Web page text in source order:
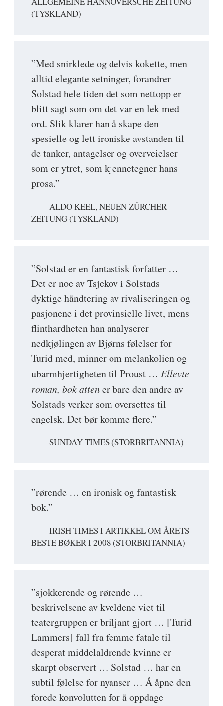
(TYSKLAND)
”Med snirklede og delvis kokette, men
alltid elegante setninger, forandrer
Solstad hele tiden det som nettopp er
blitt sagt som om det var en lek med
ord. Slik klarer han å skape den
spesielle og lett ironiske avstanden til
de tanker, antagelser og overveielser
som er ytret, som kjennetegner hans
prosa.”
ALDO KEEL, NEUEN ZÜRCHER
ZEITUNG (TYSKLAND)
”Solstad er en fantastisk forfatter …
Det er noe av Tsjekov i Solstads
dyktige håndtering av rivaliseringen og
pasjonene i det provinsielle livet, mens
flinthardheten han analyserer
nedkjølingen av Bjørns følelser for
Turid med, minner om melankolien og
ubarmhjertigheten til Proust … Ellevte
roman, bok attener bare den andre av
Solstads verker som oversettes til
engelsk. Det bør komme flere.”
SUNDAY TIMES (STORBRITANNIA)
”rørende … en ironisk og fantastisk
bok.”
IRISH TIMES I ARTIKKEL OM ÅRETS
BESTE BØKER I 2008 (STORBRITANNIA)
”sjokkerende og rørende …
beskrivelsene av kveldene viet til
teatergruppen er briljant gjort … [Turid
Lammers] fall fra femme fatale til
desperat middelaldrende kvinne er
skarpt observert … Solstad … har en
subtil følelse for nyanser … Å åpne den
forede konvolutten for å oppdage